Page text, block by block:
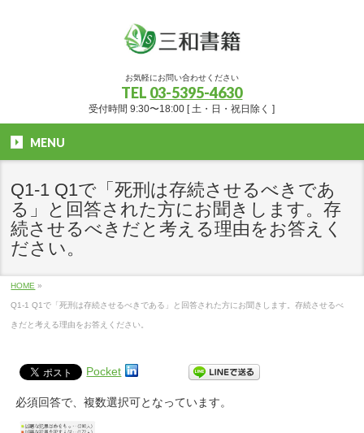
お気軽にお問い合わせください
TEL 03-5395-4630
受付時間 9:30〜18:00 [ 土・日・祝日除く ]
MENU
Q1-1 Q1で「死刑は存続させるべきであ
る」と回答された方にお聞きします。存
続させるべきだと考える理由をお答えく
ださい。
HOME »
Q1-1 Q1で「死刑は存続させるべきである」と回答された方にお聞きします。存続させるべ
きだと考える理由をお答えください。
Pocket
必須回答で、複数選択可となっています。